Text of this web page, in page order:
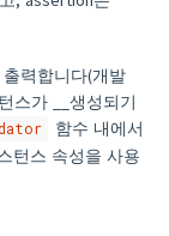
력합니다(개발
스가 __생성되기
함수 내에서
턴스 속성을 사용